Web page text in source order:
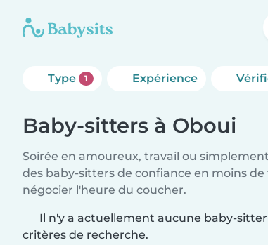
Type 1 Expérience
Baby-sitters à Oboui
Soirée en amoureux, travail ou
des baby-sitters de confiance en moins
négocier l'heure du coucher.
Il n'y a actuellement aucune baby-
critères de recherche.